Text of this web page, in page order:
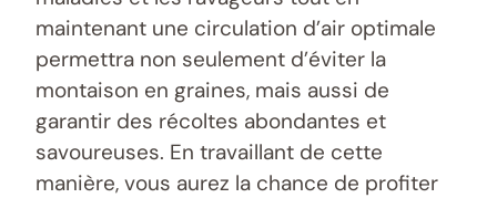
maintenant une circulation d’air optimale
permettra non seulement d’éviter la
montaison en graines, mais aussi de
garantir des récoltes abondantes et
savoureuses. En travaillant de cette
manière, vous aurez la chance de profiter